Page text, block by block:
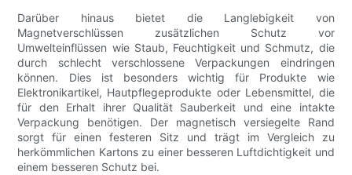
Darüber hinaus bietet die Langlebigkeit von
Magnetverschlüssen zusätzlichen Schutz vor
Umwelteinflüssen wie Staub, Feuchtigkeit und Schmutz, die
durch schlecht verschlossene Verpackungen eindringen
können. Dies ist besonders wichtig für Produkte wie
Elektronikartikel, Hautpflegeprodukte oder Lebensmittel, die
für den Erhalt ihrer Qualität Sauberkeit und eine intakte
Verpackung benötigen. Der magnetisch versiegelte Rand
sorgt für einen festeren Sitz und trägt im Vergleich zu
herkömmlichen Kartons zu einer besseren Luftdichtigkeit und
einem besseren Schutz bei.